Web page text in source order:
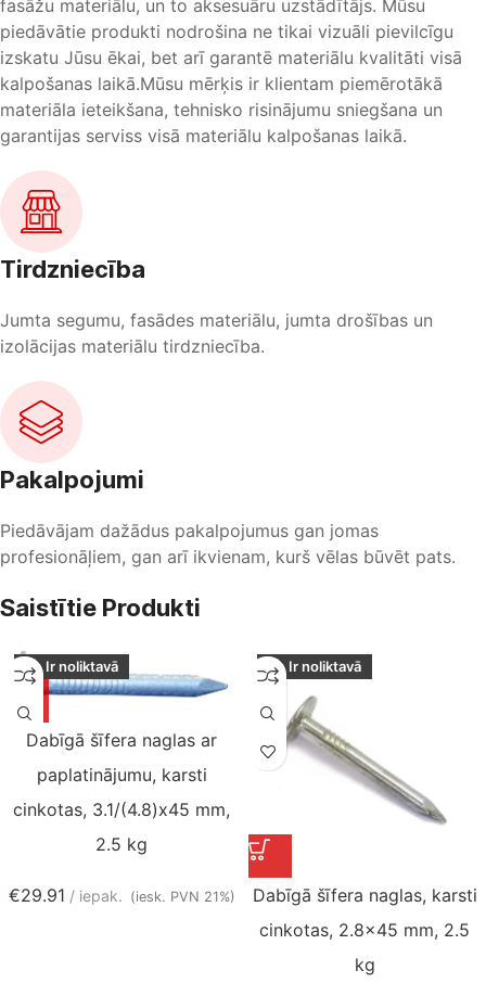
fasāžu materiālu, un to aksesuāru uzstādītājs. Mūsu
piedāvātie produkti nodrošina ne tikai vizuāli pievilcīgu
izskatu Jūsu ēkai, bet arī garantē materiālu kvalitāti visā
kalpošanas laikā.Mūsu mērķis ir klientam piemērotākā
materiāla ieteikšana, tehnisko risinājumu sniegšana un
garantijas serviss visā materiālu kalpošanas laikā.
Tirdzniecība
Jumta segumu, fasādes materiālu, jumta drošības un
izolācijas materiālu tirdzniecība.
Pakalpojumi
Piedāvājam dažādus pakalpojumus gan jomas
profesionāļiem, gan arī ikvienam, kurš vēlas būvēt pats.
Saistītie Produkti
Ir noliktavā
Dabīgā šīfera naglas ar
paplatinājumu, karsti
cinkotas, 3.1/(4.8)x45 mm,
2.5 kg
€29.91 iepak. (iesk. PVN 21%)
Ir noliktavā
Dabīgā šīfera naglas, karsti
cinkotas, 2.8×45 mm, 2.5
kg